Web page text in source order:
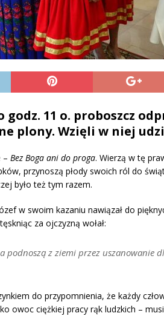
11 o. proboszcz
plony. Wzięli w niej
– Bez Boga ani do proga. Wierzą w tę
przynoszą płody swoich ról do
było też tym razem.
w swoim kazaniu nawiązał do
za ojczyzną wołał:
podnoszą z ziemi przez uszanowanie
do przypomnienia, że każdy
owoc ciężkiej pracy rąk ludzkich –